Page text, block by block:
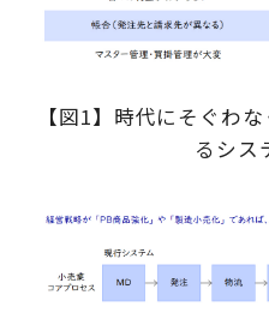
【図1】時代にそぐわ
るシス